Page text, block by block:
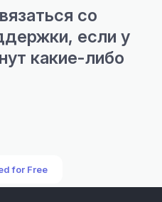
со
если у
какие-либо
for Free